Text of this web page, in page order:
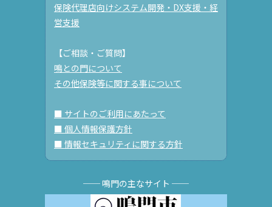
保険代理店向けシステム開発・DX支援・経
営支援
【ご相談・ご質問】
鳴との門について
その他保険等に関する事について
■ サイトのご利用にあたって
■ 個人情報保護方針
■ 情報セキュリティに関する方針
── 鳴門の主なサイト ──